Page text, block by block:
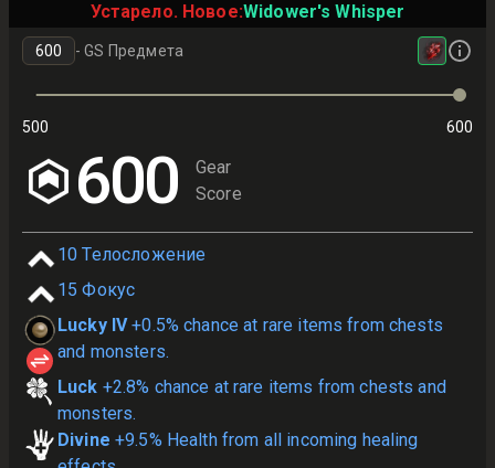
Устарело. Новое:Widower's Whisper
-GS Предмета
500 600
600
Gear
Score
10 Телосложение
15 Фокус
Lucky IV +0.5% chance at rare items from chests
and monsters.
Luck +2.8% chance at rare items from chests and
monsters.
Divine +9.5% Health from all incoming healing